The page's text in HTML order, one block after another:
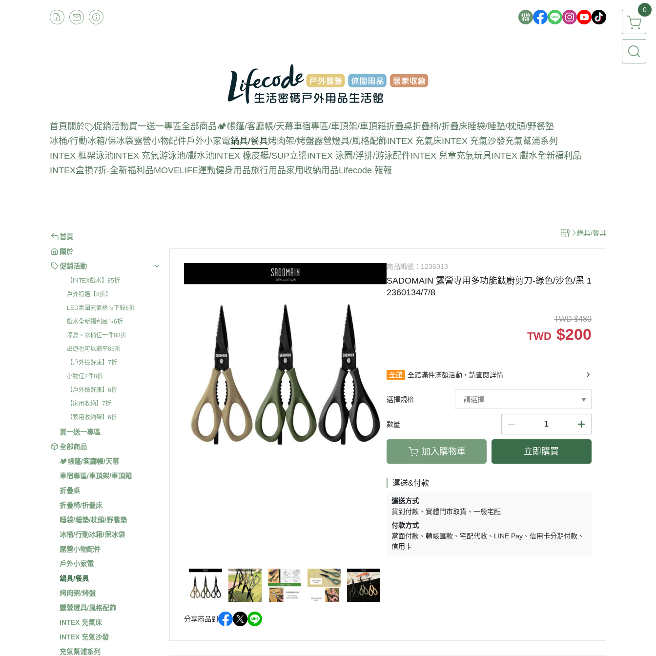
0
首頁 關於 促銷活動買一送一專區全部商品🏕️帳篷/客廳帳/天幕車宿專區/車頂架/車頂箱折疊桌折疊椅/折疊床睡袋/睡墊/枕頭/野餐墊
冰桶/行動冰箱/保冰袋露營小物配件戶外小家電鍋具/餐具烤肉架/烤盤露營燈具/風格配飾INTEX 充氣床INTEX 充氣沙發充氣幫浦系列
INTEX 框架泳池INTEX 充氣游泳池/戲水池INTEX 橡皮艇/SUP立槳INTEX 泳圈/浮排/游泳配件INTEX 兒童充氣玩具INTEX 戲水全新褔利品
INTEX盒損7折-全新福利品MOVELIFE運動健身用品旅行用品家用收納用品Lifecode 報報
首頁
關於
促銷活動
【INTEX戲水】85折
戶外特選【8折】
LED氛圍充氣椅↘下殺6折
戲水全新福利品↘6折
涼夏。冰桶任一件88折
出遊也可以躺平85折
【戶外撿好康】7折
小物任2件8折
【戶外撿好康】6折
【家用收納】7折
【家用收納架】6折
買一送一專區
全部商品
🏕️帳篷/客廳帳/天幕
車宿專區/車頂架/車頂箱
折疊桌
折疊椅/折疊床
睡袋/睡墊/枕頭/野餐墊
冰桶/行動冰箱/保冰袋
露營小物配件
戶外小家電
鍋具/餐具
烤肉架/烤盤
露營燈具/風格配飾
INTEX 充氣床
INTEX 充氣沙發
充氣幫浦系列
鍋具/餐具
分享商品到
商品編號： 1236013
SADOMAIN 露營專用多功能鈦廚剪刀-綠色/沙色/黑 1
2360134/7/8
TWD $480
TWD $200
全館 全館滿件滿額活動，請查閱詳情
選擇規格 -請選擇-
數量
加入購物車 立即購買
運送&付款
運送方式
貨到付款
實體門市取貨
一般宅配
付款方式
當面付款
轉帳匯款 宅配代收 LINE Pay
信用卡分期付款
信用卡